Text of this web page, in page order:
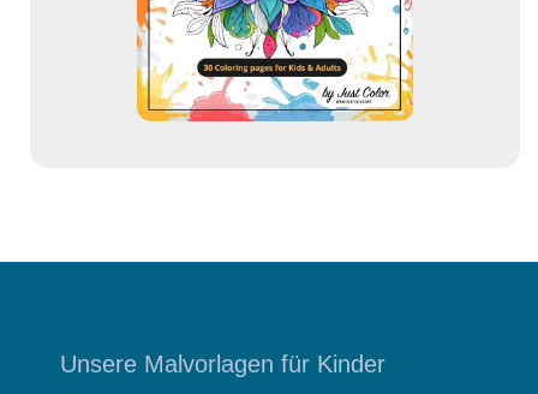
Unsere Malvorlagen für Kinder